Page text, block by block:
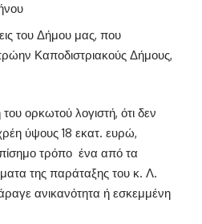
του Δήμου μας, που
Καποδιστριακούς Δήμους,
ορκωτού λογιστή, ότι δεν
ύψους 18 εκατ. ευρώ,
τρόπο ένα από τα
της παράταξης του κ. Λ.
ανικανότητα ή εσκεμμένη